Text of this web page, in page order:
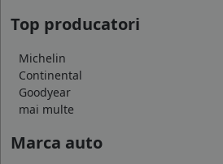
Top producatori
Michelin
Continental
Goodyear
mai multe
Marca auto